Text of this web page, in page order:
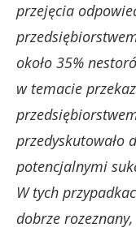
przejęcia
około 35%
w temacie
przedyskutowało
potencjalnymi
W tych
dobrze